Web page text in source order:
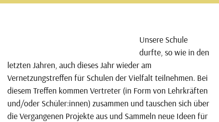
Unsere Schule
durfte, so wie in den
letzten Jahren, auch dieses Jahr wieder am
Vernetzungstreffen für Schulen der Vielfalt teilnehmen. Bei
diesem Treffen kommen Vertreter (in Form von Lehrkräften
und/oder Schüler:innen) zusammen und tauschen sich über
die Vergangenen Projekte aus und Sammeln neue Ideen für